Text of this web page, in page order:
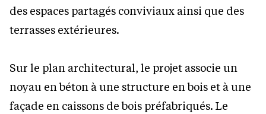
des espaces partagés conviviaux ainsi que des
terrasses extérieures.
Sur le plan architectural, le projet associe un
noyau en béton à une structure en bois et à une
façade en caissons de bois préfabriqués. Le